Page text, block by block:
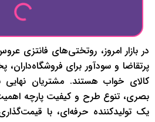
در بازار امروز، روتختی‌های فانتزی
پرتقاضا و سودآور برای
کالای خواب هستند. مشتریان نهایی
بصری، تنوع طرح و کیفیت پارچه
یک تولیدکننده حرفه‌ای، با